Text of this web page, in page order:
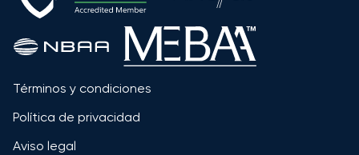
Términos y condiciones
Política de privacidad
Aviso legal